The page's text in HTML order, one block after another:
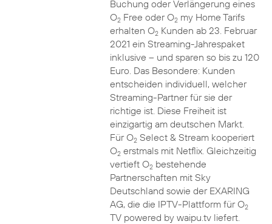
Buchung oder Verlängerung eines
O2Free oder O2my Home Tarifs
erhalten O2Kunden ab 23. Februar
2021 ein Streaming-Jahrespaket
inklusive – und sparen so bis zu 120
Euro. Das Besondere: Kunden
entscheiden individuell, welcher
Streaming-Partner für sie der
richtige ist. Diese Freiheit ist
einzigartig am deutschen Markt.
Für O2Select & Stream kooperiert
O2erstmals mit Netflix. Gleichzeitig
vertieft O2bestehende
Partnerschaften mit Sky
Deutschland sowie der EXARING
AG, die die IPTV-Plattform für O2
TV powered by waipu.tv liefert.